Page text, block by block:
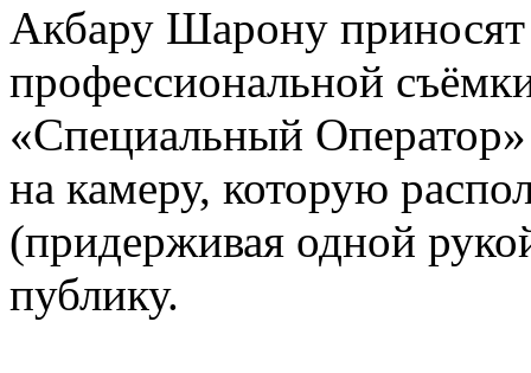
Акбару Шарону
профессиональной
«Специальный
на камеру, которую
(придерживая одной
публику.